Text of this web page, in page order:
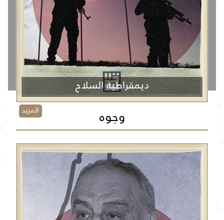
ديمقراطية السلاح
المزيد وجوه